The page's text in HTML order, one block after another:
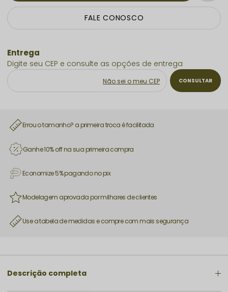
FALE CONOSCO
Não sei o meu CEP
Errou o tamanho? a primeira troca é facilitada
Ganhe 10% off na sua primeira compra
Economize 5% pagando no pix
Modelagem aprovada por milhares de clientes
Use a tabela de medidas e compre com mais segurança
Descrição completa